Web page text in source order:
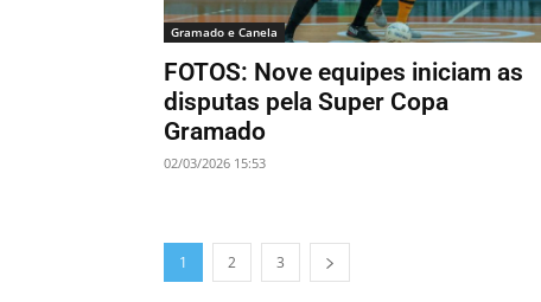
Gramado e Canela
FOTOS: Nove equipes iniciam as
disputas pela Super Copa
Gramado
02/03/2026 15:53
1 2 3